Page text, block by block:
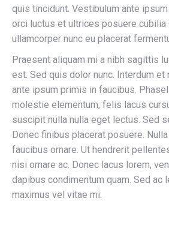
quis tincidunt. Vestibulum ante
orci luctus et ultrices posuere cubilia
ullamcorper nunc eu placerat
Praesent aliquam mi a nibh sagittis
est. Sed quis dolor nunc. Interdum et
ante ipsum primis in faucibus.
molestie elementum, felis lacus
suscipit nulla nulla eget lectus. Sed
Donec finibus placerat posuere.
faucibus ornare. Ut hendrerit
nisi ornare ac. Donec lacus lorem,
dapibus condimentum quam. Sed ac
maximus vel vitae mi.